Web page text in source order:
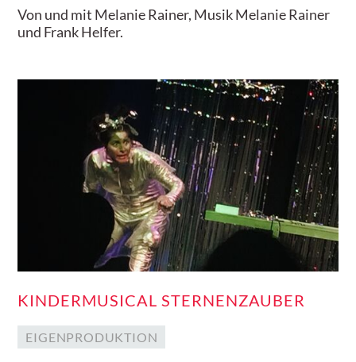
Von und mit Melanie Rainer, Musik Melanie Rainer
und Frank Helfer.
KINDERMUSICAL STERNENZAUBER
EIGENPRODUKTION